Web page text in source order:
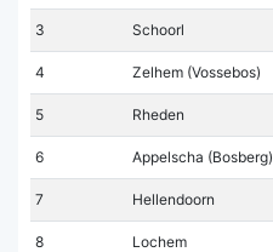
3 Schoorl
4 Zelhem (Vossebos)
5 Rheden
6 Appelscha (Bosberg)
7 Hellendoorn
8 Lochem